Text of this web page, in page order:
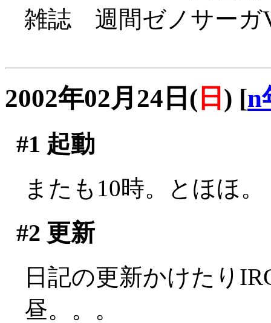
雑誌 週間ゼノサーガ
2002年02月24日( 日 ) [n
#1 起動
またも10時。とほほ。
#2 更新
日記の更新かけたり
昼。。。